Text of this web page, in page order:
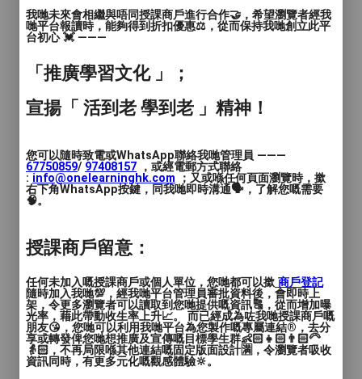
我的教學，絕對不會花時間帶你漫遊太虛，
不會拖延症上身一顆星曜講三五堂。一開始
謂算命，如何可以快速尋得相關信號。而上
有據，Traceable。題材環繞各類人生大命
機會等等。
-- 另外配備學生whatsapp群組，用作通訊
以及課程討論之用。有提問，不必等上堂才
問’（當然我無可能24/7 stand by~ 總之我
課程資訊：
-- 初班合共十六堂課
-- 每週上課一次，每堂約九十分鐘
我哋未來會相繼與唔同授課商戶進行合作🤝，希望瀏覽者經我
哋平台報讀時，能夠得到折扣優惠⚖️，從而保持我哋創立此平
台初心 💓 ———
「推廣學習文化 」；
宣揚「 活到老 學到老 」精神！
您可以隨時致電或WhatsApp聯絡我哋管理員 ———
67750859/ 97408157 ，或經電郵方式聯絡
: info@onelearninghk.com ；又或喺任何頁面瀏覽時，撳
右下角WhatsApp按鍵，同我哋即時溝通🗣️，了解您嘅需要
🧠。
授課商戶留意：
任何未加入嘅授課商戶或個人單位，您哋都可以撳 商戶登記
隨時加入我哋💯，經我哋平台管理員審批資料後，會即時上
架，令更多瀏覽者可以讀取到您哋提供嘅資訊🔠，從而增加曝
光率，藉此帶動收生率上升📈。 而已經成為咗我哋授課商戶嘅
朋友😘，您哋可以利用我哋平台為您製作嘅專屬連結®️，去分
享或轉發俾您哋想推廣及宣傳嘅目標學生群👶🏻👧🏻👨🏻‍🦳
👵🏻，不再局限喺其他連結嘅固定版面設計🈵，令瀏覽者吸收
資訊同時，有更多元化嘅觀感體驗🔆。